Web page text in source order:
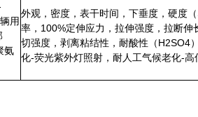
用
氨
外观，密度，表干时间，下垂度，硬度
率，100%定伸应力，拉伸强度，拉断
切强度，剥离粘结性，耐酸性（H2SO4
化-荧光紫外灯照射，耐人工气候老化-高